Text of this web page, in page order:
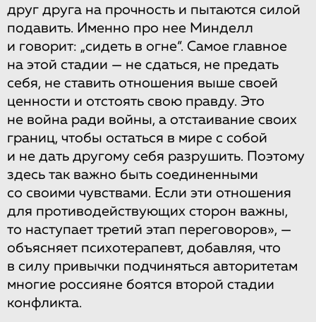
друг друга на прочность и пытаются силой
подавить. Именно про нее Минделл
и говорит: „сидеть в огне“. Самое главное
на этой стадии — не сдаться, не предать
себя, не ставить отношения выше своей
ценности и отстоять свою правду. Это
не война ради войны, а отстаивание своих
границ, чтобы остаться в мире с собой
и не дать другому себя разрушить. Поэтому
здесь так важно быть соединенными
со своими чувствами. Если эти отношения
для противодействующих сторон важны,
то наступает третий этап переговоров», —
объясняет психотерапевт, добавляя, что
в силу привычки подчиняться авторитетам
многие россияне боятся второй стадии
конфликта.